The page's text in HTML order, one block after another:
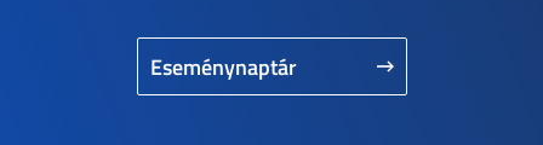
Eseménynaptár